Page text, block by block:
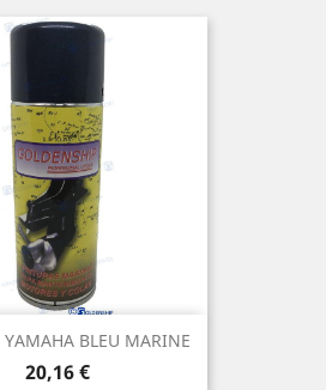
YAMAHA BLEU MARINE
Prix
20,16 €